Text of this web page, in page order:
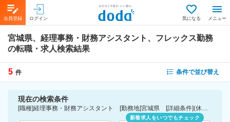
会員登録 ログイン 気になる メニュー
宮城県、経理事務・財務アシスタント、フレックス勤務
の転職・求人検索結果
5 件 条件で並び替え
現在の検索条件
[職種]経理事務・財務アシスタント [勤務地]宮城県 [詳細条件](休日・働き方)フレックス勤務
新着求人をいつでもチェック